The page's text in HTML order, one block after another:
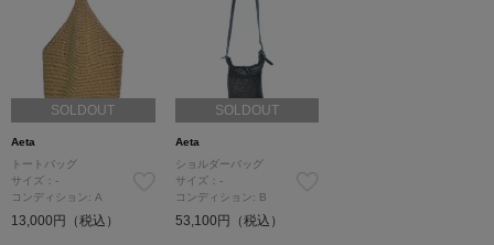
SOLDOUT
Aeta
トートバッグ
サイズ：-
コンディション: A
13,000円（税込）
SOLDOUT
Aeta
ショルダーバッグ
サイズ：-
コンディション: B
53,100円（税込）